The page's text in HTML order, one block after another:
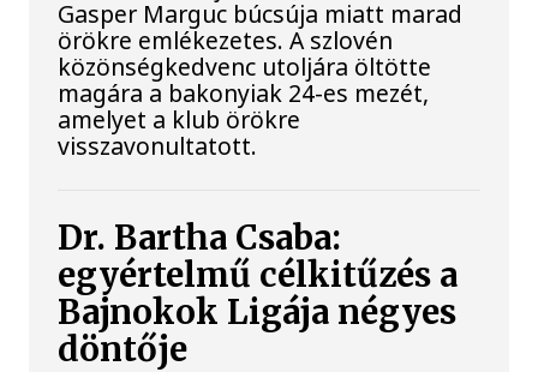
Gasper Marguc búcsúja miatt marad
örökre emlékezetes. A szlovén
közönségkedvenc utoljára öltötte
magára a bakonyiak 24-es mezét,
amelyet a klub örökre
visszavonultatott.
Dr. Bartha Csaba:
egyértelmű célkitűzés a
Bajnokok Ligája négyes
döntője